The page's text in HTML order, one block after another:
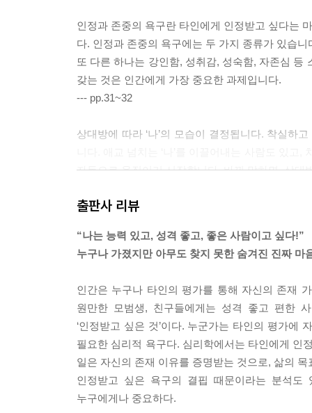
인정과 존중의 욕구란 타인에게 인정받고 싶다는
다. 인정과 존중의 욕구에는 두 가지 종류가 있습
또 다른 하나는 강인함, 성취감, 성숙함, 자존심
갖는 것은 인간에게 가장 중요한 과제입니다.
--- pp.31~32
상대방에 따라 ‘나’의 모습이 결정됩니다. 착실하
자동으로 움직이기 시작합니다. 바꿔 말하면, 상
‘타인의 시선’에 의해 만들어지지요. 그래서 호
에 민감해질 수밖에 없는 것입니다.
사회생활을 시작하면 직장 동료들이나 거래처,
력을 향상시킵니다. 또 개인적으로는 성실한 사
로 업무를 해내지 못해 괴로워하거나, 인간적인
재의 나를 극복하려는 의지의 표현으로 볼 수 있습
--- pp.147~148
출판사 리뷰
“나는 능력 있고, 성격 좋고, 좋은 사람이고 싶다!”
누구나 가졌지만 아무도 찾지 못한 숨겨진 진짜 마
인간은 누구나 타인의 평가를 통해 자신의 존재
원만한 모범생, 친구들에게는 성격 좋고 편한
‘인정받고 싶은 것’이다. 누군가는 타인의 평가에
필요한 심리적 욕구다. 심리학에서는 타인에게 인
일은 자신의 존재 이유를 증명받는 것으로, 삶의
인정받고 싶은 욕구의 결핍 때문이라는 분석도
누구에게나 중요하다.